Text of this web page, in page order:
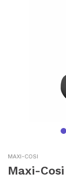
MAXI-COSI
Maxi-